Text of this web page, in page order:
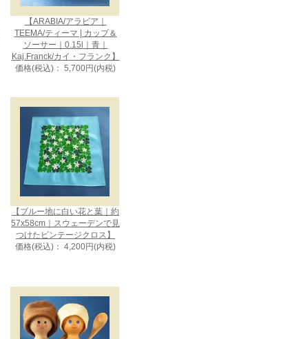
【ARABIA/アラビア｜
TEEMA/ティーマ | カップ＆
ソーサー｜0.15l｜青｜
Kaj.Franck/カイ・フランク】
価格(税込)： 5,700円(内税)
【ブルー地に白い花と葉｜約
57x58cm｜スウェーデンで見
つけたビンテージクロス】
価格(税込)： 4,200円(内税)